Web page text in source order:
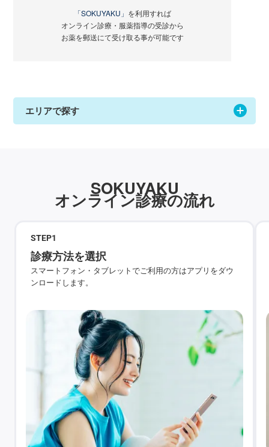
「SOKUYAKU」 を利用すれば
オンライン診療・服薬指導の受診から
お薬を郵送にて受け取る事が可能です
エリアで探す
SOKUYAKU
オンライン診療の流れ
STEP1
診療方法を選択
スマートフォン・タブレットでご利用の方はアプリをダウ
ンロードします。